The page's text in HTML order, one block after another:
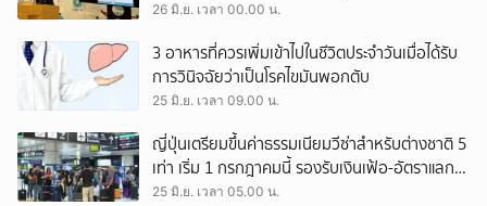
26 มิ.ย. เวลา 00.00 น.
3 อาหารที่ควรเพิ่มเข้าไปในชีวิตประจำวันเมื่อได้รับ
การวินิจฉัยว่าเป็นโรคไขมันพอกตับ
25 มิ.ย. เวลา 09.00 น.
ญี่ปุ่นเตรียมขึ้นค่าธรรมเนียมวีซ่าสำหรับต่างชาติ 5
เท่า เริ่ม 1 กรกฎาคมนี้ รองรับเงินเฟ้อ-อัตราแลก
เปลี่ยนผันผวน
25 มิ.ย. เวลา 05.00 น.